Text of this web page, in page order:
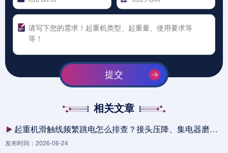
提交
相关文章
起重机滑触线频繁跳电怎么排查？接头压降、集电器磨耗与供电分段检查表
发布时间：2026-06-24